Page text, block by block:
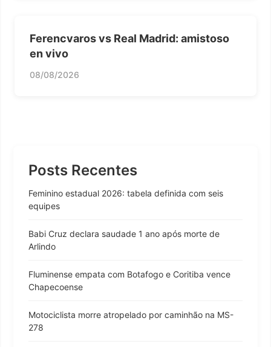
Ferencvaros vs Real Madrid: amistoso
en vivo
08/08/2026
Posts Recentes
Feminino estadual 2026: tabela definida com seis
equipes
Babi Cruz declara saudade 1 ano após morte de
Arlindo
Fluminense empata com Botafogo e Coritiba vence
Chapecoense
Motociclista morre atropelado por caminhão na MS-
278